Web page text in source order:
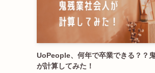
UoPeople、何年で卒業できる？？
が計算してみた！